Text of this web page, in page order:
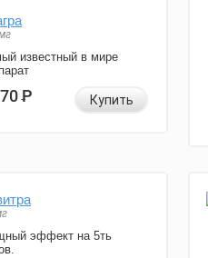
известный в мире
Р Купить
эффект на 5ть